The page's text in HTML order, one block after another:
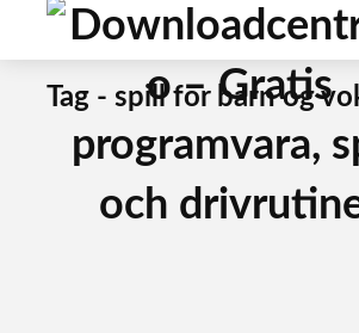
Tag - spill for barn og